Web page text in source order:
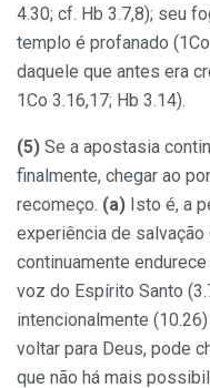
4.30; cf. Hb 3.7,8); seu
templo é profanado
daquele que antes era
1Co 3.16,17; Hb 3.14).
(5) Se a apostasia
finalmente, chegar ao
recomeço. (a) Isto é, a
experiência de
continuamente
voz do Espírito Santo
intencionalmente
voltar para Deus, pode
que não há mais